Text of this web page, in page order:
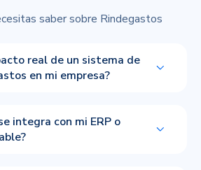
saber sobre Rindegastos
real de un sistema de
en mi empresa?
integra con mi ERP o